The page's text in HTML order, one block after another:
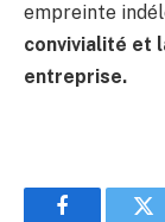
empreinte
convivialité et
entreprise.